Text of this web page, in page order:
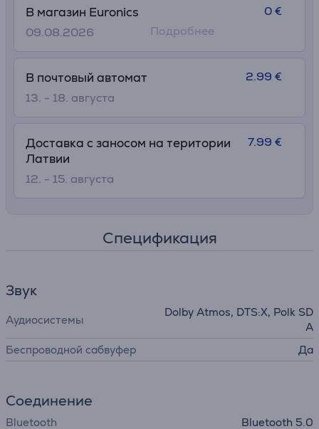
В магазин Euronics
09.08.2026
0 €
Подробнее
В почтовый автомат
13. - 18. августа
2.99 €
Доставка с заносом на територии
Латвии
12. - 15. августа
7.99 €
Спецификация
Звук
Аудиосистемы
Dolby Atmos, DTS:X, Polk SD
A
Беспроводной сабвуфер
Да
Соединение
Bluetooth Bluetooth 5.0